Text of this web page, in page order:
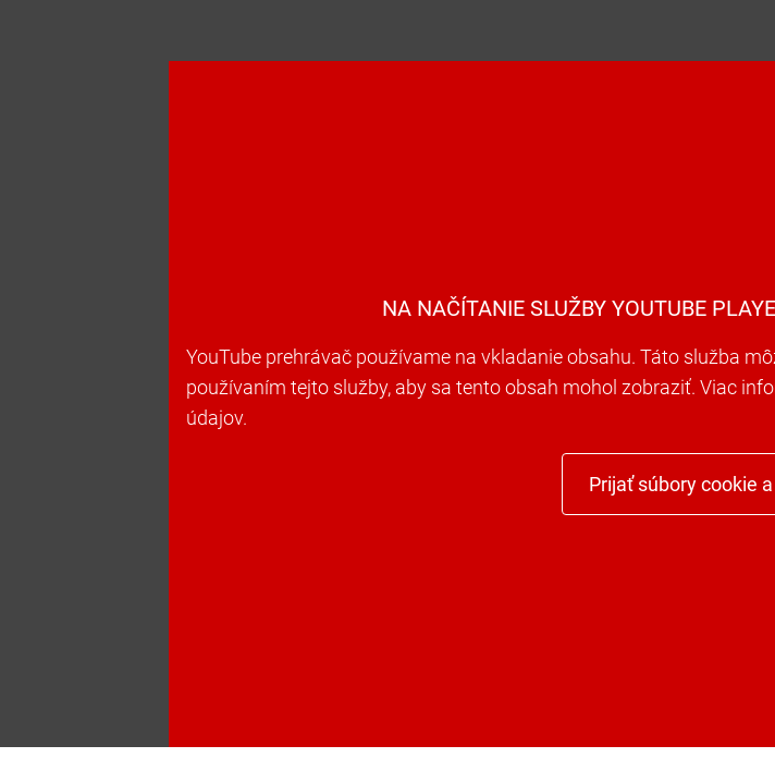
NA NAČÍTANIE SLUŽBY YOUTUBE
YouTube prehrávač používame na vkladanie obsahu. Táto služba
používaním tejto služby, aby sa tento obsah mohol zobraziť. Viac
údajov.
Prijať súbory cookie